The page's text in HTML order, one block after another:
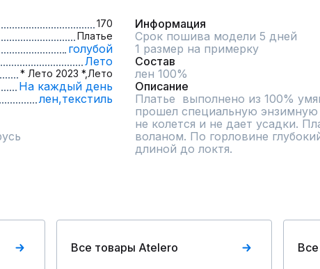
170
Платье
голубой
Лето
* Лето 2023 *,Лето
На каждый день
лен,текстиль
Информация
Срок пошива модели 5 дней
1 размер на примерку
Состав
лен 100%
Описание
Платье  выполнено из 100%
прошел специальную энзимную
не колется и не дает усадки.
воланом. По горловине
длиной до локтя.
Все товары Atelero Все